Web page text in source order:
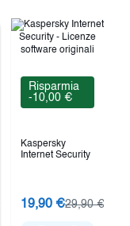
Risparmia
-10,00 €
Kaspersky
Internet Security
19,90 €29,90 €